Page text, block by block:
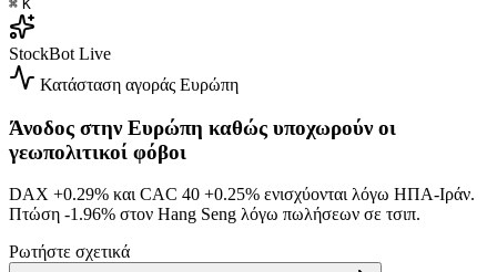
⌘ K
StockBot Live
Κατάσταση αγοράς Ευρώπη
Άνοδος στην Ευρώπη καθώς υποχωρούν οι
γεωπολιτικοί φόβοι
DAX +0.29% και CAC 40 +0.25% ενισχύονται λόγω ΗΠΑ-Ιράν.
Πτώση -1.96% στον Hang Seng λόγω πωλήσεων σε τσιπ.
Ρωτήστε σχετικά